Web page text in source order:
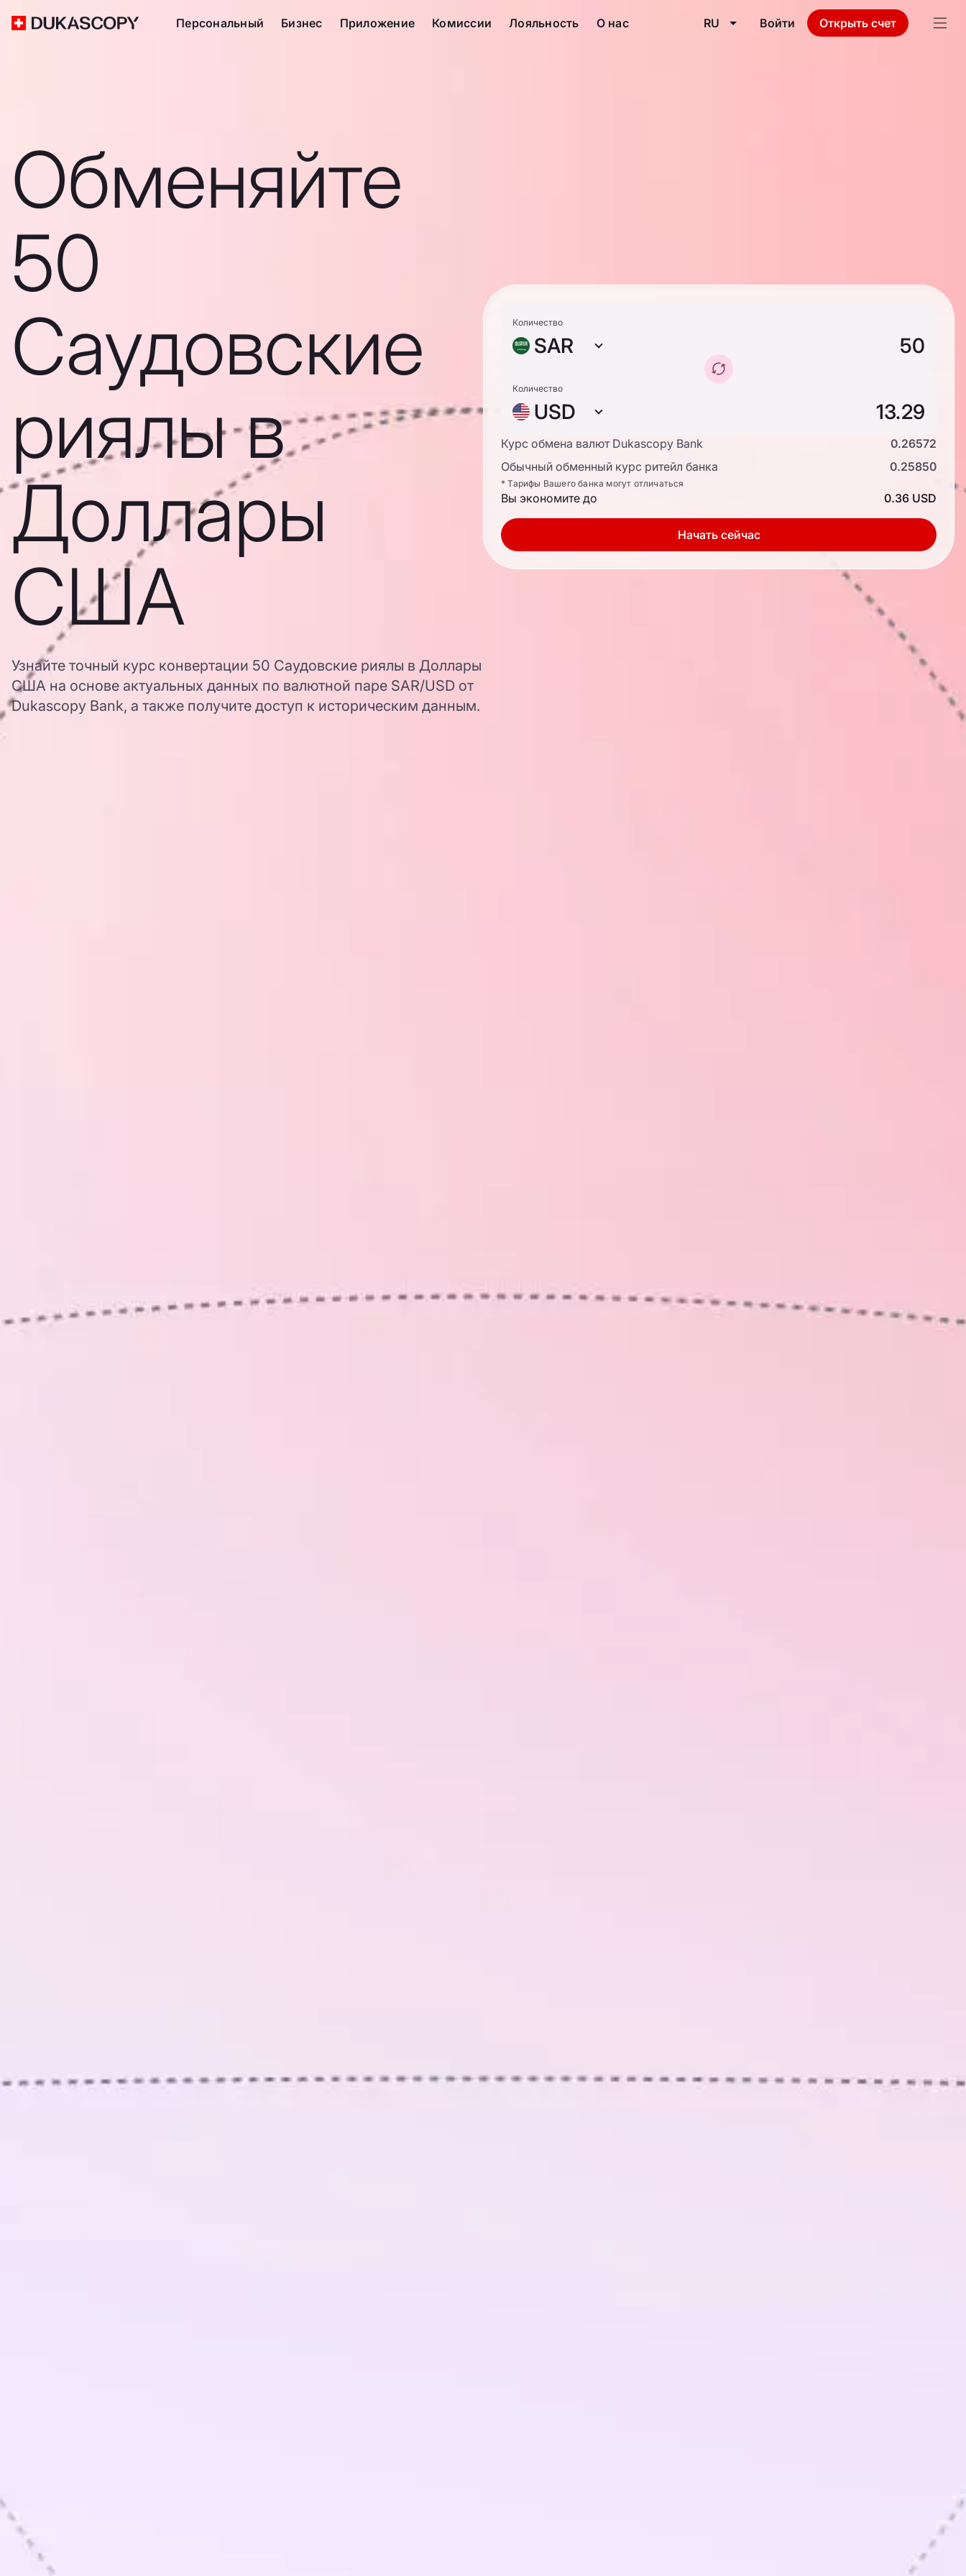
Персональный Бизнес Приложение Комиссии Лояльность О нас RU Войти Открыть счет
Обменяйте
50
Саудовские
риялы в
Доллары
США
Узнайте точный курс конвертации 50 Саудовские риялы в Доллары
США на основе актуальных данных по валютной паре SAR/USD от
Dukascopy Bank, а также получите доступ к историческим данным.
Количество
SAR
Количество
USD
Курс обмена валют Dukascopy Bank
0.26572
Обычный обменный курс ритейл банка
0.25850
* Тарифы Вашего банка могут отличаться
Вы экономите до 0.36 USD
Начать сейчас